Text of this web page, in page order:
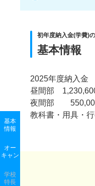
基本
情報
オー
キャン
学校
特長
初年度納入金(学費)の
基本情報
2025年度納入金
昼間部
夜間部
教科書・用具・